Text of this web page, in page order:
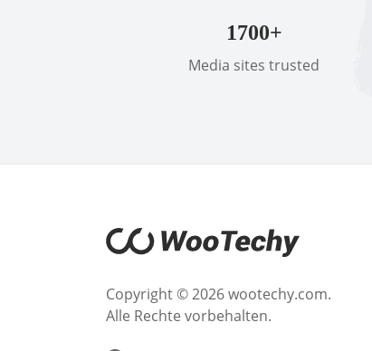
1700+
Media sites trusted
Copyright © 2026 wootechy.com.
Alle Rechte vorbehalten.